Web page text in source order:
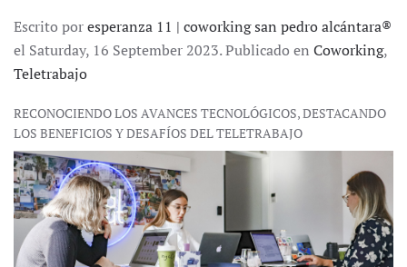
Escrito poresperanza 11 | coworking san pedro alcántara®
el Saturday, 16 September 2023. Publicado en Coworking,
Teletrabajo
RECONOCIENDO LOS AVANCES TECNOLÓGICOS, DESTACANDO
LOS BENEFICIOS Y DESAFÍOS DEL TELETRABAJO